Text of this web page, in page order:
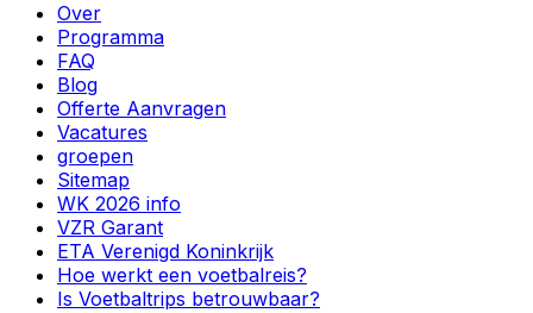
Over
Programma
FAQ
Blog
Offerte Aanvragen
Vacatures
groepen
Sitemap
WK 2026 info
VZR Garant
ETA Verenigd Koninkrijk
Hoe werkt een voetbalreis?
Is Voetbaltrips betrouwbaar?